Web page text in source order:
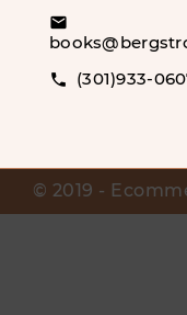
email
call (301)933-
© 2019 -